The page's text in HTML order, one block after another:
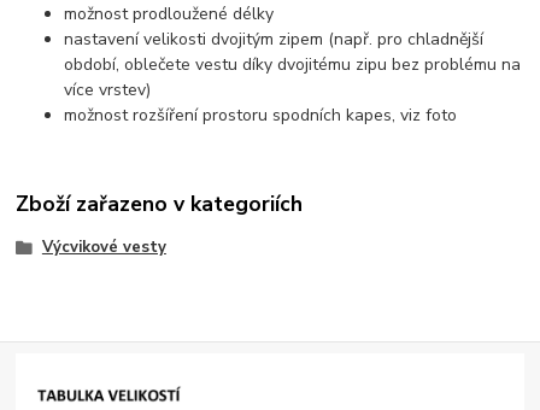
možnost prodloužené délky
nastavení velikosti dvojitým zipem (např. pro chladnější
období, oblečete vestu díky dvojitému zipu bez problému na
více vrstev)
možnost rozšíření prostoru spodních kapes, viz foto
Zboží zařazeno v kategoriích
Výcvikové vesty